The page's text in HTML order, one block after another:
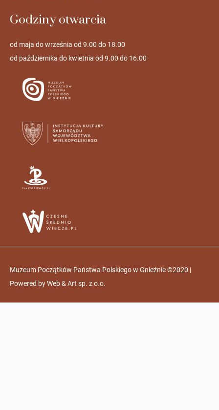
Godziny otwarcia
od maja do września od 9.00 do 18.00
od października do kwietnia od 9.00 do 16.00
Muzeum Początków Państwa Polskiego w Gnieźnie ©2020 |
Powered byWeb & Art sp. z o.o.